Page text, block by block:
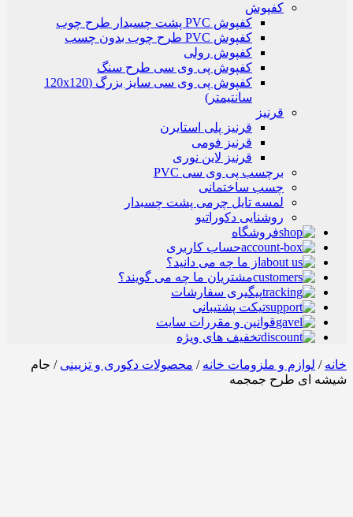
کفپوش
کفپوش PVC پشت چسبدار طرح چوب
کفپوش PVC طرح چوب بدون چسب
کفپوش رولی
کفپوش پی وی سی طرح سنگ
کفپوش پی وی سی سایز بزرگ (120x120
سانتیمتر)
قرنیز
قرنیز پلی استایرن
قرنیز فومی
قرنیز لاین نوری
برچسب پی وی سی PVC
چسب ساختمانی
لمسه تایل چرمی پشت چسبدار
روشنایی دکوراتیو
فروشگاه
حساب کاربری
از ما چه می دانید؟
مشتریان ما چه می گویند؟
پیگیری سفارشات
تیکت پشتیبانی
قوانین و مقررات سایت
تخفیف های ویژه
خانه / لوازم و ملزومات خانه / محصولات دکوری و تزیینی / جام
شیشه ای طرح جمجمه